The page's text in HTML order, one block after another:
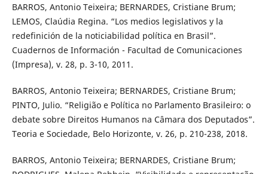
BARROS, Antonio Teixeira; BERNARDES, Cristiane Brum;
LEMOS, Claúdia Regina. “Los medios legislativos y la
redefinición de la noticiabilidad política en Brasil”.
Cuadernos de Información - Facultad de Comunicaciones
(Impresa), v. 28, p. 3-10, 2011.
BARROS, Antonio Teixeira; BERNARDES, Cristiane Brum;
PINTO, Julio. “Religião e Política no Parlamento Brasileiro: o
debate sobre Direitos Humanos na Câmara dos Deputados”.
Teoria e Sociedade, Belo Horizonte, v. 26, p. 210-238, 2018.
BARROS, Antonio Teixeira; BERNARDES, Cristiane Brum;